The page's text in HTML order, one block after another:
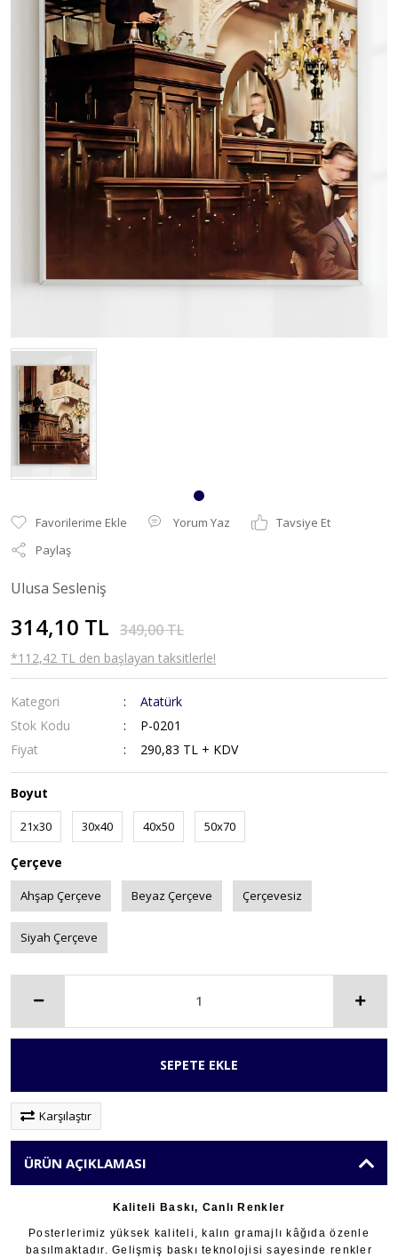
Yorum Yaz
Tavsiye Et
Paylaş
Ulusa Sesleniş
314,10 TL 349,00 TL
*112,42 TL den başlayan taksitlerle!
Kategori
Atatürk
Stok Kodu
P-0201
Fiyat
290,83 TL + KDV
Boyut
21x30 30x40 40x50 50x70
Çerçeve
Ahşap Çerçeve Beyaz Çerçeve Çerçevesiz
Siyah Çerçeve
SEPETE EKLE
Karşılaştır
ÜRÜN AÇIKLAMASI
Kaliteli Baskı, Canlı Renkler
Posterlerimiz yüksek kaliteli, kalın gramajlı kâğıda özenle
basılmaktadır. Gelişmiş baskı teknolojisi sayesinde renkler